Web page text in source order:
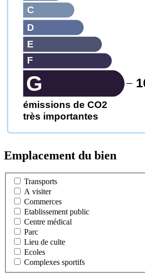
émissions de CO2
très importantes
G
F
E
D
C
Emplacement du bien
Transports
A visiter
Commerces
Etablissement public
Centre médical
Parc
Lieu de culte
Ecoles
Complexes sportifs